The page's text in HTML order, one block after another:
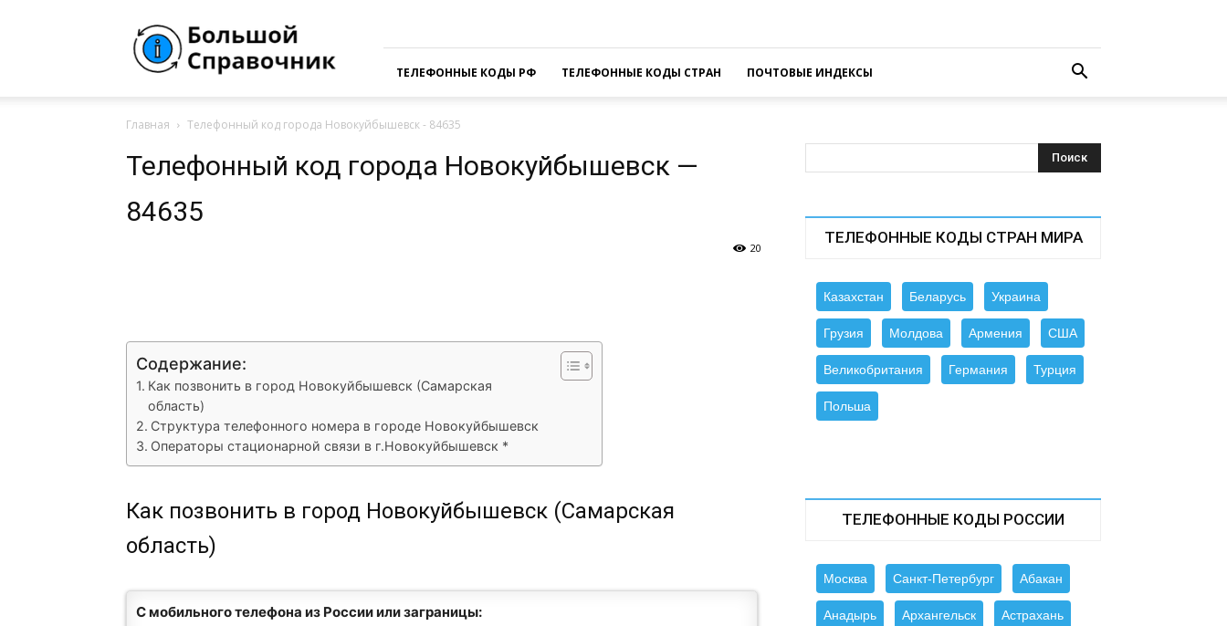
Справочная
России
ТЕЛЕФОННЫЕ КОДЫ РФ
ТЕЛЕФОННЫЕ КОДЫ СТРАН ПОЧТОВЫЕ ИНДЕКСЫ
Главная Телефонный код города Новокуйбышевск - 84635
Телефонный код города Новокуйбышевск —
84635
20
Содержание:
Как позвонить в город Новокуйбышевск (Самарская
область)
Структура телефонного номера в городе Новокуйбышевск
Операторы стационарной связи в г.Новокуйбышевск *
Как позвонить в город Новокуйбышевск (Самарская
область)
С мобильного телефона из России или заграницы:
ТЕЛЕФОННЫЕ КОДЫ СТРАН МИРА
Казахстан Беларусь Украина
Грузия Молдова Армения США
Великобритания Германия Турция
Польша
ТЕЛЕФОННЫЕ КОДЫ РОССИИ
Москва Санкт-Петербург Абакан
Анадырь Архангельск Астрахань